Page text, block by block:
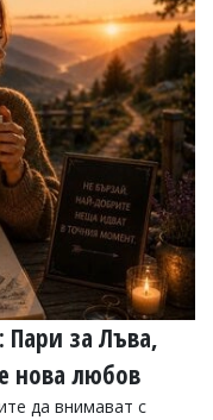
Пари за Лъва,
нова любов
да внимават с